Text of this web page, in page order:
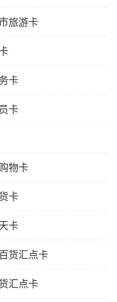
旅游卡
卡
卡
物卡
卡
卡
货汇点卡
汇点卡